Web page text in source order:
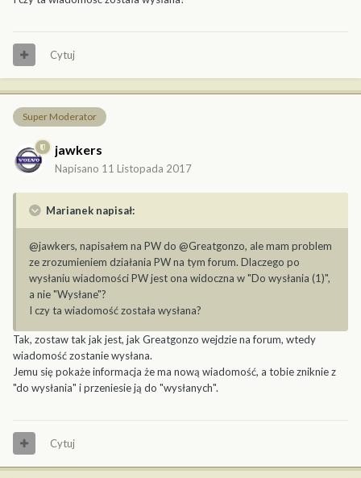
Cytuj
Super Moderator
jawkers
Napisano 11 Listopada 2017
Marianek napisał:
@jawkers, napisałem na PW do @Greatgonzo, ale mam problem
ze zrozumieniem działania PW na tym forum. Dlaczego po
wysłaniu wiadomości PW jest ona widoczna w "Do wysłania (1)",
a nie "Wysłane"?
I czy ta wiadomość została wysłana?
Tak, zostaw tak jak jest, jak Greatgonzo wejdzie na forum, wtedy
wiadomość zostanie wysłana.
Jemu się pokaże informacja że ma nową wiadomość, a tobie zniknie z
"do wysłania" i przeniesie ją do "wysłanych".
Cytuj